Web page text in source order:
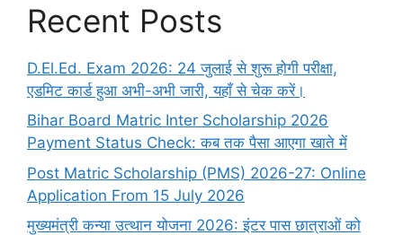
Recent Posts
D.El.Ed. Exam 2026: 24 जुलाई से शुरू होगी परीक्षा,
एडमिट कार्ड हुआ अभी-अभी जारी, यहाँ से चेक करें।
Bihar Board Matric Inter Scholarship 2026
Payment Status Check: कब तक पैसा आएगा खाते में
Post Matric Scholarship (PMS) 2026-27: Online
Application From 15 July 2026
मुख्यमंत्री कन्या उत्थान योजना 2026: इंटर पास छात्राओं को